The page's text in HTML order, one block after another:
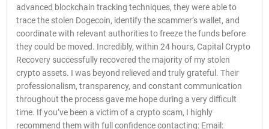
advanced blockchain tracking techniques, they were able to
trace the stolen Dogecoin, identify the scammer’s wallet, and
coordinate with relevant authorities to freeze the funds before
they could be moved. Incredibly, within 24 hours, Capital Crypto
Recovery successfully recovered the majority of my stolen
crypto assets. I was beyond relieved and truly grateful. Their
professionalism, transparency, and constant communication
throughout the process gave me hope during a very difficult
time. If you’ve been a victim of a crypto scam, I highly
recommend them with full confidence contacting: Email: